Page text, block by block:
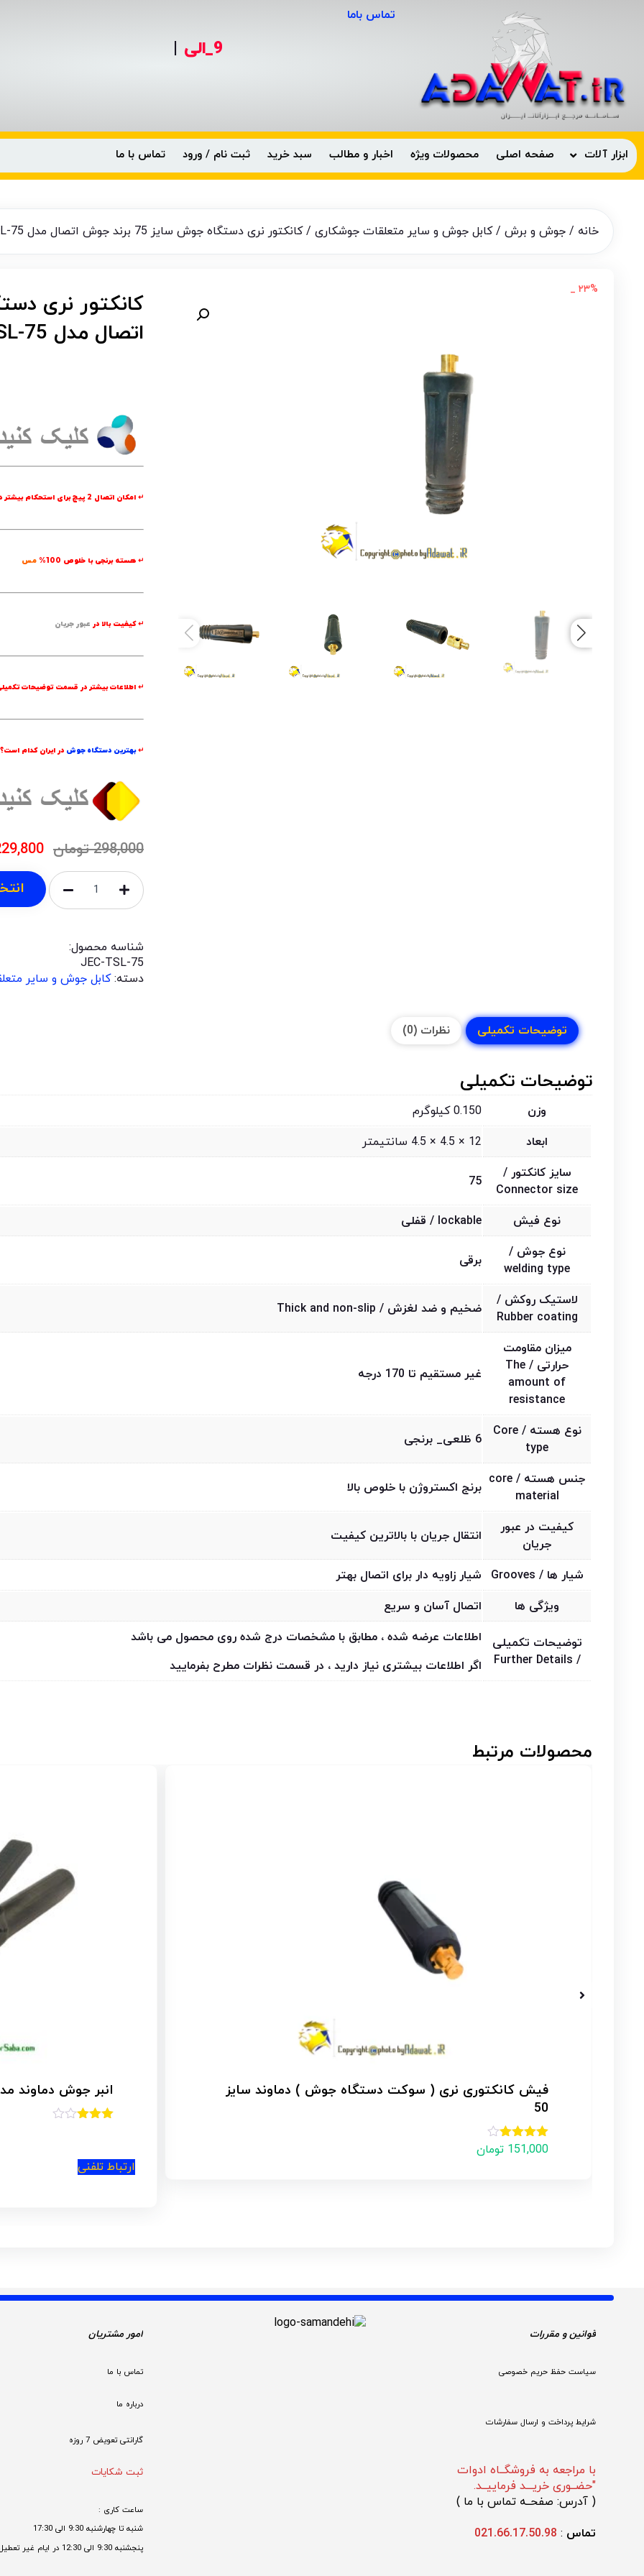
تماس باما
0990-
|
ابزار آلات صفحه اصلی محصولات ویژه اخبار و مطالب سبد خرید ثبت نام / ورود تماس با ما
خانه / جوش و برش /کابل جوش و سایر متعلقات جوشکاری / کانکتور نری دستگاه جوش سایز 75 برند جوش اتصال مدل TSL-75
۲۳% _
اتصال مدل TSL-75
↵ امکان اتصال 2 پیچ برای استحکام بیشتر در قسمت
↵ هسته برنجی با خلوص 100% مس
↵ کیفیت بالا در عبور جریان
↵ اطلاعات بیشتر در قسمتتوضیحات
↵بهترین دستگاه جوش در ایران کدام است؟
298,000 تومان
شناسه محصول:
JEC-TSL-75
دسته:کابل جوش و سایر
توضیحات تکمیلی نظرات (0)
توضیحات تکمیلی
وزن
0.150 کیلوگرم
ابعاد
12 × 4.5 × 4.5 سانتیمتر
سایز کانکتور /
Connector size
75
نوع فیش
lockable / قفلی
نوع جوش /
welding type
برقی
لاستیک روکش /
Rubber coating
ضخیم و ضد لغزش / Thick and non-slip
میزان مقاومت
حرارتی / The
amount of
resistance
غیر مستقیم تا 170 درجه
نوع هسته / Core
type
6 ظلعی_ برنجی
جنس هسته / core
material
برنج اکستروژن با خلوص بالا
کیفیت در عبور
جریان
انتقال جریان با بالاترین کیفیت
شیار ها / Grooves
شیار زاویه دار برای اتصال بهتر
ویژگی ها
اتصال آسان و سریع
توضیحات تکمیلی
/ Further Details
اطلاعات عرضه شده ، مطابق با مشخصات درج شده روی محصول می باشد
اگر اطلاعات بیشتری نیاز دارید ، در قسمت نظرات مطرح بفرمایید
محصولات مرتبط
انبر جوش دماوند مدل D1-300
امتیاز
3.00 از
5
یک) مدل MT_35
3.79از 5
قوانین و مقررات
سیاست حفظ حریم خصوصی
شرایط پرداخت و ارسال سفارشات
با مراجعه به فروشگــاه ادوات
"حضــوری خریـــد فرماییــد.
( آدرس: صفحــه تماس با ما )
تماس :
021.66.17.50.98
امور مشتریان
تماس با ما
درباره ما
گارانتی تعویض 7 روزه
ثبت شکایات
ساعت کاری :
شنبه تا چهارشنبه 9:30 الی 17:30
پنجشنبه 9:30 الی 12:30 در ایام غیر تعطیل